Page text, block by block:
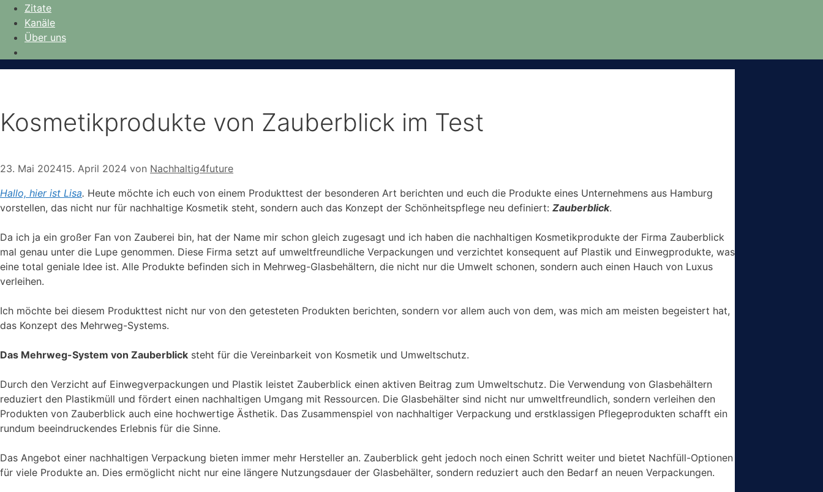
Zitate
Kanäle
Über uns
Kosmetikprodukte von Zauberblick im Test
23. Mai 202415. April 2024 von Nachhaltig4future
Hallo, hier ist Lisa. Heute möchte ich euch von einem Produkttest der besonderen Art berichten und euch die Produkte eines Unternehmens aus Hamburg
vorstellen, das nicht nur für nachhaltige Kosmetik steht, sondern auch das Konzept der Schönheitspflege neu definiert: Zauberblick.
Da ich ja ein großer Fan von Zauberei bin, hat der Name mir schon gleich zugesagt und ich haben die nachhaltigen Kosmetikprodukte der Firma Zauberblick
mal genau unter die Lupe genommen. Diese Firma setzt auf umweltfreundliche Verpackungen und verzichtet konsequent auf Plastik und Einwegprodukte, was
eine total geniale Idee ist. Alle Produkte befinden sich in Mehrweg-Glasbehältern, die nicht nur die Umwelt schonen, sondern auch einen Hauch von Luxus
verleihen.
Ich möchte bei diesem Produkttest nicht nur von den getesteten Produkten berichten, sondern vor allem auch von dem, was mich am meisten begeistert hat,
das Konzept des Mehrweg-Systems.
Das Mehrweg-System von Zauberblick steht für die Vereinbarkeit von Kosmetik und Umweltschutz.
Durch den Verzicht auf Einwegverpackungen und Plastik leistet Zauberblick einen aktiven Beitrag zum Umweltschutz. Die Verwendung von Glasbehältern
reduziert den Plastikmüll und fördert einen nachhaltigen Umgang mit Ressourcen. Die Glasbehälter sind nicht nur umweltfreundlich, sondern verleihen den
Produkten von Zauberblick auch eine hochwertige Ästhetik. Das Zusammenspiel von nachhaltiger Verpackung und erstklassigen Pflegeprodukten schafft ein
rundum beeindruckendes Erlebnis für die Sinne.
Das Angebot einer nachhaltigen Verpackung bieten immer mehr Hersteller an. Zauberblick geht jedoch noch einen Schritt weiter und bietet Nachfüll-Optionen
für viele Produkte an. Dies ermöglicht nicht nur eine längere Nutzungsdauer der Glasbehälter, sondern reduziert auch den Bedarf an neuen Verpackungen.